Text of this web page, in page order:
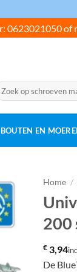
0623021050
BOUTEN EN
Home /
200
€ 3,94
De